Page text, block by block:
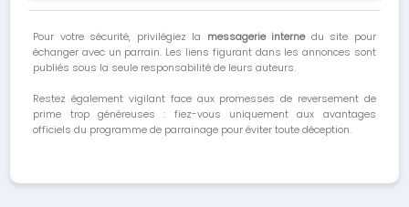
Pour votre sécurité, privilégiez la messagerie internedu site pour
échanger avec un parrain. Les liens figurant dans les annonces sont
publiés sous la seule responsabilité de leurs auteurs.
Restez également vigilant face aux promesses de reversement de
prime trop généreuses : fiez-vous uniquement aux avantages
officiels du programme de parrainage pour éviter toute déception.